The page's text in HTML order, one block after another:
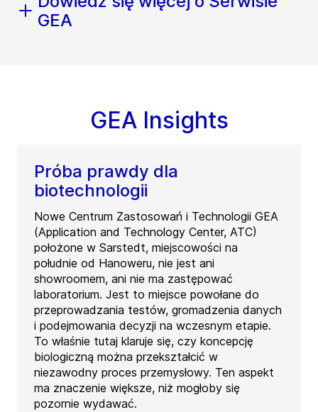
GEA
GEA Insights
Próba prawdy dla
biotechnologii
Nowe Centrum Zastosowań i Technologii GEA
(Application and Technology Center, ATC)
położone w Sarstedt, miejscowości na
południe od Hanoweru, nie jest ani
showroomem, ani nie ma zastępować
laboratorium. Jest to miejsce powołane do
przeprowadzania testów, gromadzenia danych
i podejmowania decyzji na wczesnym etapie.
To właśnie tutaj klaruje się, czy koncepcję
biologiczną można przekształcić w
niezawodny proces przemysłowy. Ten aspekt
ma znaczenie większe, niż mogłoby się
pozornie wydawać.